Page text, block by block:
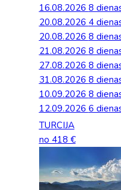
16.08.2026 8
20.08.2026 4
20.08.2026 8
21.08.2026 8
27.08.2026 8
31.08.2026 8
10.09.2026 8
12.09.2026 6
TURCIJA
no 418 €